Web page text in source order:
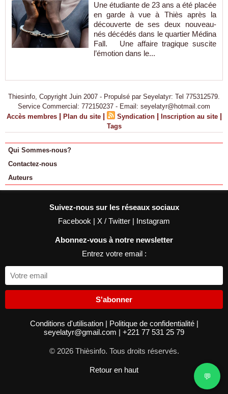
Une étudiante de 23 ans a été placée
en garde à vue à Thiès après la
découverte de ses deux nouveau-
nés décédés dans le quartier Médina
Fall. Une affaire tragique suscite
l’émotion dans le...
Thiesinfo, Copyright Juin 2007 - Propulsé par Seyelatyr: Tel 775312579.
Service Commercial: 772150237 - Email: seyelatyr@hotmail.com
Accès membres | Plan du site | Syndication | Inscription au site |
Tags
Qui Sommes-nous?
Contactez-nous
Auteurs
Suivez-nous sur les réseaux sociaux
Facebook | X / Twitter | Instagram
Abonnez-vous à notre newsletter
Entrez votre email :
S'abonner
Conditions d'utilisation | Politique de confidentialité |
seyelatyr@gmail.com | +221 77 531 25 79
© 2026 Thièsinfo. Tous droits réservés.
Retour en haut
💬